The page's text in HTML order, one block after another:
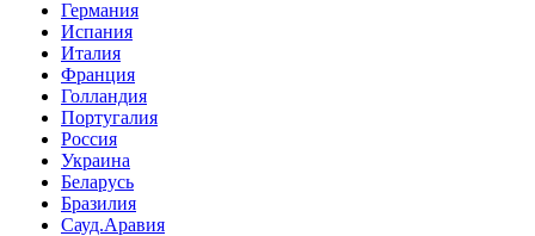
Германия
Испания
Италия
Франция
Голландия
Португалия
Россия
Украина
Беларусь
Бразилия
Сауд.Аравия